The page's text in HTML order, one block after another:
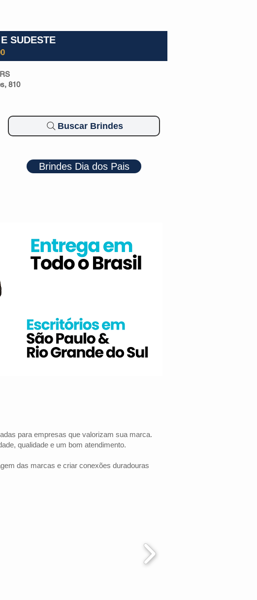
SUDESTE
810
Buscar Brindes
Brindes Dia dos Pais
para empresas que valorizam sua marca.
qualidade e um bom atendimento.
das marcas e criar conexões duradouras